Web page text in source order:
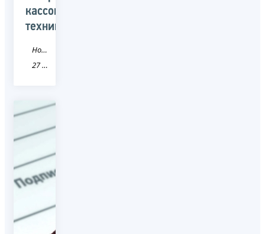
кассовую
технику
Новость
27 Хабаровский край